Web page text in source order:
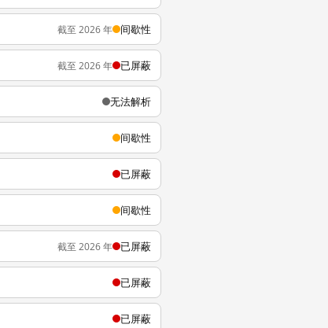
截至 2026 年 间歇性
截至 2026 年 已屏蔽
无法解析
间歇性
已屏蔽
间歇性
截至 2026 年 已屏蔽
已屏蔽
已屏蔽